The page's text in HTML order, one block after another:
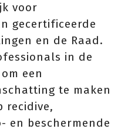
voor
gecertificeerde
en de Raad.
in de
een
te maken
recidive,
en beschermende